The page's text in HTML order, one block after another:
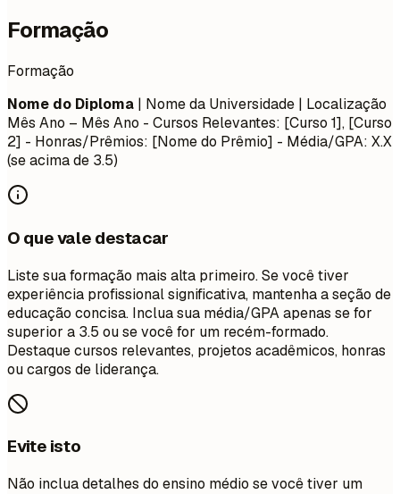
Formação
Formação
Nome do Diploma | Nome da Universidade | Localização
Mês Ano – Mês Ano - Cursos Relevantes: [Curso 1], [Curso
2] - Honras/Prêmios: [Nome do Prêmio] - Média/GPA: X.X
(se acima de 3.5)
O que vale destacar
Liste sua formação mais alta primeiro. Se você tiver
experiência profissional significativa, mantenha a seção de
educação concisa. Inclua sua média/GPA apenas se for
superior a 3.5 ou se você for um recém-formado.
Destaque cursos relevantes, projetos acadêmicos, honras
ou cargos de liderança.
Evite isto
Não inclua detalhes do ensino médio se você tiver um